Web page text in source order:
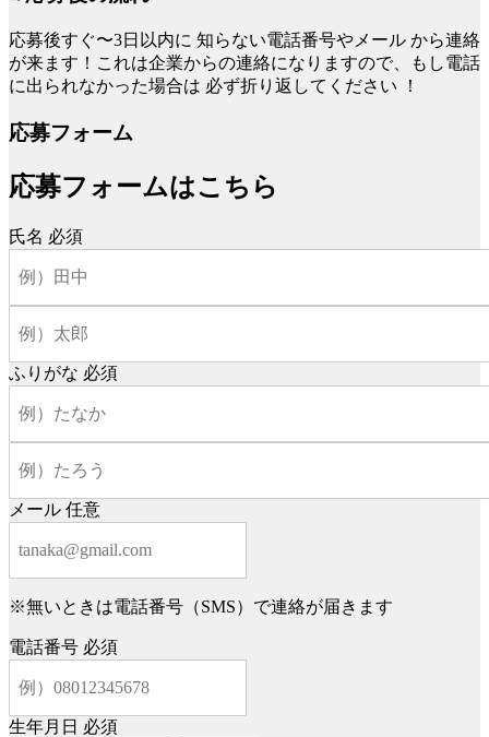
応募後すぐ〜3日以内に 知らない電話番号やメール から連絡
が来ます！これは企業からの連絡になりますので、もし電話
に出られなかった場合は 必ず折り返してください ！
応募フォーム
応募フォームはこちら
氏名 必須
ふりがな 必須
メール 任意
※無いときは電話番号（SMS）で連絡が届きます
電話番号 必須
生年月日 必須